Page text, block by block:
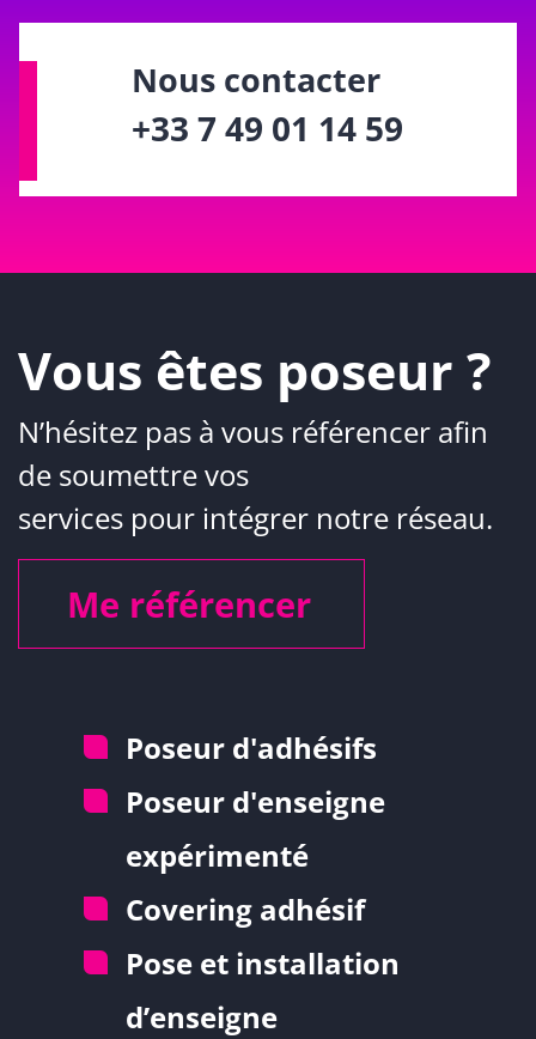
Nous contacter
+33 7 49 01 14 59
Vous êtes poseur ?
N’hésitez pas à vous référencer afin
de soumettre vos
services pour intégrer notre réseau.
Me référencer
Poseur d'adhésifs
Poseur d'enseigne
expérimenté
Covering adhésif
Pose et installation
d’enseigne